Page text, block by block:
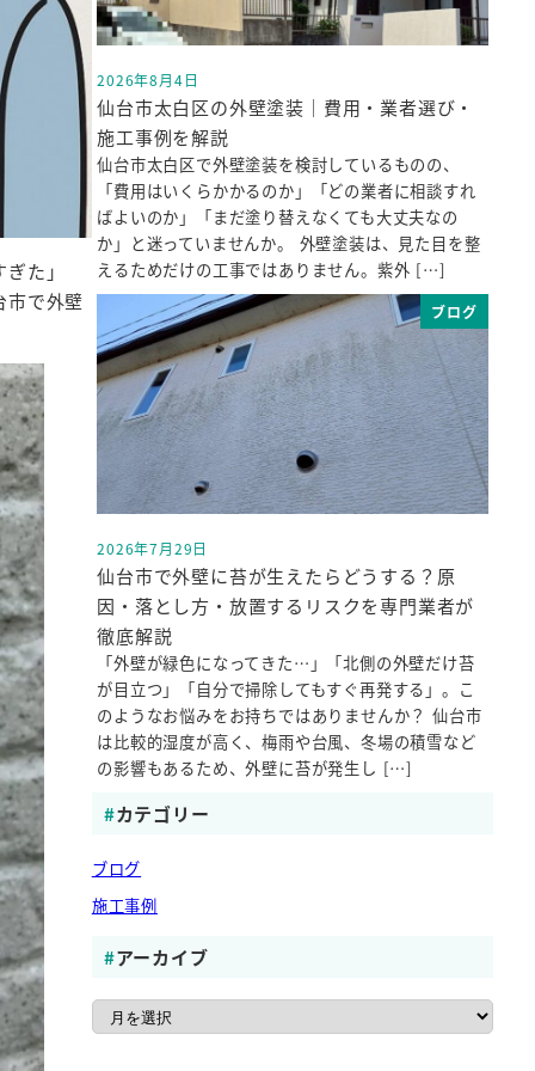
た」
市で外壁
投稿日
2026年8月4日
仙台市太白区の外壁塗装｜費用・業者選び・
施工事例を解説
仙台市太白区で外壁塗装を検討しているものの、
「費用はいくらかかるのか」「どの業者に相談すれ
ばよいのか」「まだ塗り替えなくても大丈夫なの
か」と迷っていませんか。 外壁塗装は、見た目を整
えるためだけの工事ではありません。紫外 […]
ブログ
投稿日
2026年7月29日
仙台市で外壁に苔が生えたらどうする？原
因・落とし方・放置するリスクを専門業者が
徹底解説
「外壁が緑色になってきた…」「北側の外壁だけ苔
が目立つ」「自分で掃除してもすぐ再発する」。こ
のようなお悩みをお持ちではありませんか？ 仙台市
は比較的湿度が高く、梅雨や台風、冬場の積雪など
の影響もあるため、外壁に苔が発生し […]
カテゴリー
ブログ
施工事例
アーカイブ
ア
ー